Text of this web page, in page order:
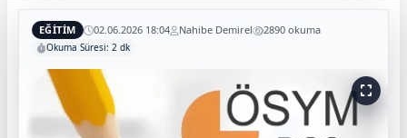
EĞİTİM 02.06.2026 18:04 Nahibe Demirel 2890 okuma
Okuma Süresi: 2 dk